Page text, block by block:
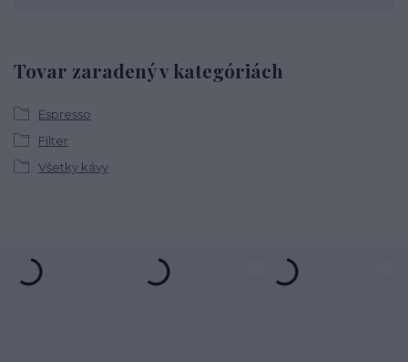
Tovar zaradený v kategóriách
Espresso
Filter
Všetky kávy